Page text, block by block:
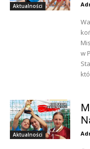
Aktualności
Warna W
w
Aktualności